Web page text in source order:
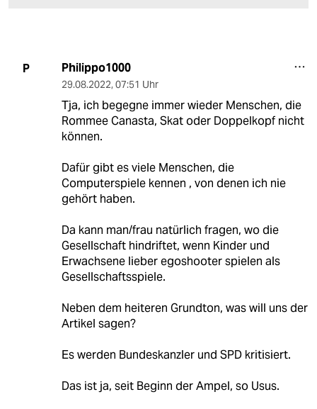
P Philippo1000
29.08.2022, 07:51 Uhr
Tja, ich begegne immer wieder Menschen, die
Rommee Canasta, Skat oder Doppelkopf nicht
können.
Dafür gibt es viele Menschen, die
Computerspiele kennen , von denen ich nie
gehört haben.
Da kann man/frau natürlich fragen, wo die
Gesellschaft hindriftet, wenn Kinder und
Erwachsene lieber egoshooter spielen als
Gesellschaftsspiele.
Neben dem heiteren Grundton, was will uns der
Artikel sagen?
Es werden Bundeskanzler und SPD kritisiert.
Das ist ja, seit Beginn der Ampel, so Usus.